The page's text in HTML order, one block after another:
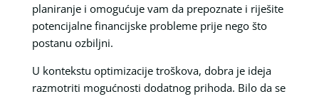
planiranje i omogućuje vam da prepoznate i riješite
potencijalne financijske probleme prije nego što
postanu ozbiljni.
U kontekstu optimizacije troškova, dobra je ideja
razmotriti mogućnosti dodatnog prihoda. Bilo da se